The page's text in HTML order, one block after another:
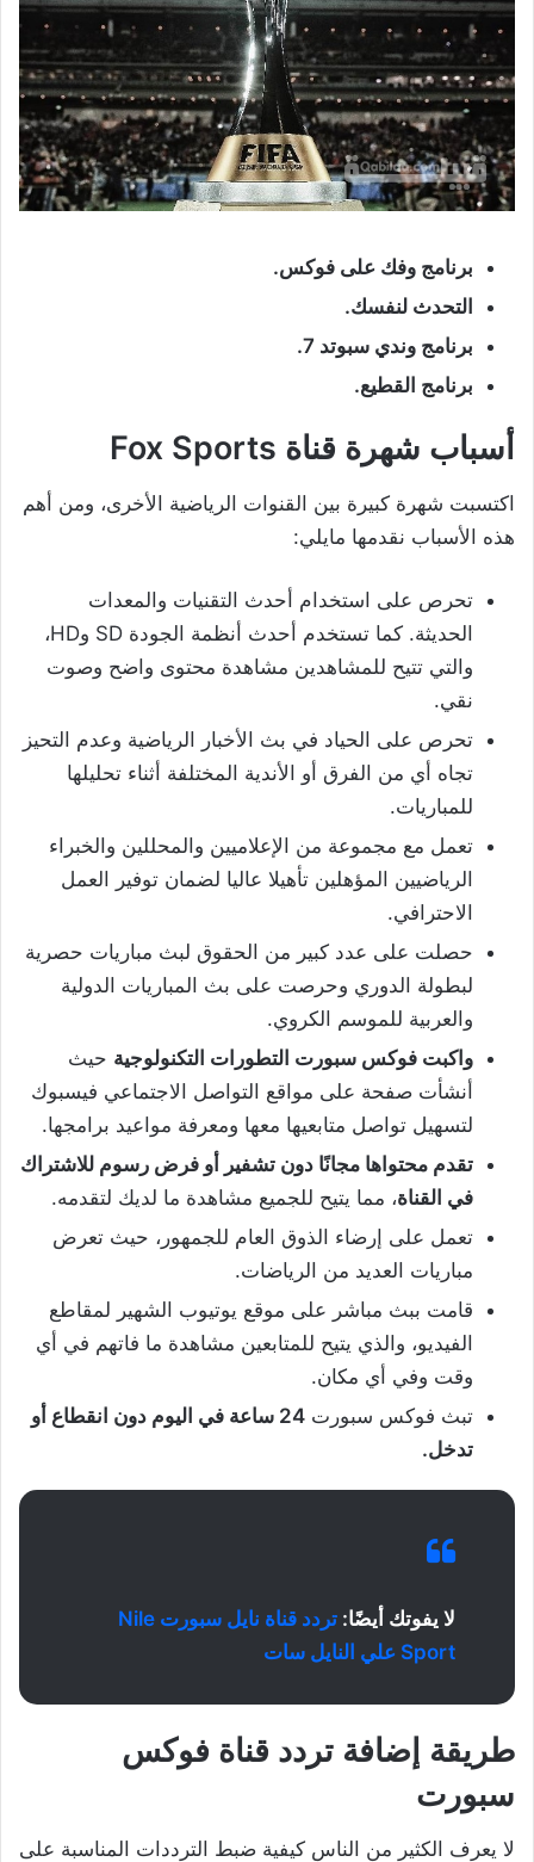
برنامج وفك على فوكس.
التحدث لنفسك.
برنامج وندي سبوتد 7.
برنامج القطيع.
أسباب شهرة قناة Fox Sports
اكتسبت شهرة كبيرة بين القنوات الرياضية الأخرى، ومن أهم
هذه الأسباب نقدمها مايلي:
تحرص على استخدام أحدث التقنيات والمعدات
الحديثة. كما تستخدم أحدث أنظمة الجودة SD وHD،
والتي تتيح للمشاهدين مشاهدة محتوى واضح وصوت
نقي.
تحرص على الحياد في بث الأخبار الرياضية وعدم التحيز
تجاه أي من الفرق أو الأندية المختلفة أثناء تحليلها
للمباريات.
تعمل مع مجموعة من الإعلاميين والمحللين والخبراء
الرياضيين المؤهلين تأهيلا عاليا لضمان توفير العمل
الاحترافي.
حصلت على عدد كبير من الحقوق لبث مباريات حصرية
لبطولة الدوري وحرصت على بث المباريات الدولية
والعربية للموسم الكروي.
واكبت فوكس سبورت التطورات التكنولوجية حيث
أنشأت صفحة على مواقع التواصل الاجتماعي فيسبوك
لتسهيل تواصل متابعيها معها ومعرفة مواعيد برامجها.
تقدم محتواها مجانًا دون تشفير أو فرض رسوم للاشتراك
في القناة، مما يتيح للجميع مشاهدة ما لديك لتقدمه.
تعمل على إرضاء الذوق العام للجمهور، حيث تعرض
مباريات العديد من الرياضات.
قامت ببث مباشر على موقع يوتيوب الشهير لمقاطع
الفيديو، والذي يتيح للمتابعين مشاهدة ما فاتهم في أي
وقت وفي أي مكان.
تبث فوكس سبورت
24 ساعة في اليوم دون انقطاع أو
تدخل.
لا يفوتك أيضًا:
تردد قناة نايل سبورت Nile
Sport علي النايل سات
طريقة إضافة تردد قناة فوكس
سبورت
لا يعرف الكثير من الناس كيفية ضبط الترددات المناسبة على